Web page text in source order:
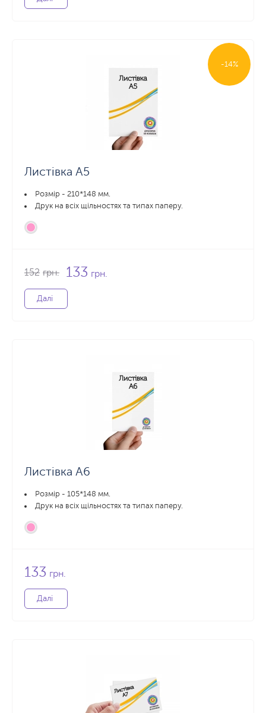
-14%
Листівка А5
Розмір - 210*148 мм.
Друк на всіх щільностях та типах паперу.
152 грн. 133 грн.
Далі
Листівка А6
Розмір - 105*148 мм.
Друк на всіх щільностях та типах паперу.
133 грн.
Далі